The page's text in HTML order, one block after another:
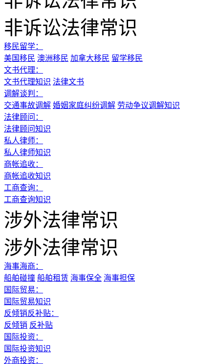
非诉讼法律常识
移民留学：
美国移民 澳洲移民 加拿大移民 留学移民
文书代理：
文书代理知识 法律文书
调解谈判：
交通事故调解 婚姻家庭纠纷调解 劳动争议调解知识
法律顾问：
法律顾问知识
私人律师：
私人律师知识
商帐追收：
商帐追收知识
工商查询：
工商查询知识
涉外法律常识
涉外法律常识
海事海商：
船舶碰撞 船舶租赁 海事保全 海事担保
国际贸易：
国际贸易知识
反倾销反补贴：
反倾销 反补贴
国际投资：
国际投资知识
外商投资：